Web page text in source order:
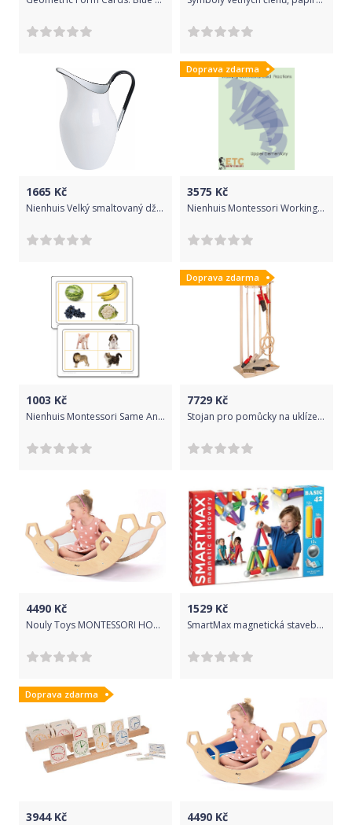
1665 Kč
Nienhuis Velký smaltovaný džbán
Doprava zdarma
3575 Kč
Nienhuis Montessori Working With Advanced Fractions
1003 Kč
Nienhuis Montessori Same And Different
Doprava zdarma
7729 Kč
Stojan pro pomůcky na uklízení a čištění - praktický život
4490 Kč
Nouly Toys MONTESSORI HOUPAČKA HP-MH-23 bílá
1529 Kč
SmartMax magnetická stavebnice - Start XL (Basic 42) SMX501
Doprava zdarma
3944Kč 4490 Kč